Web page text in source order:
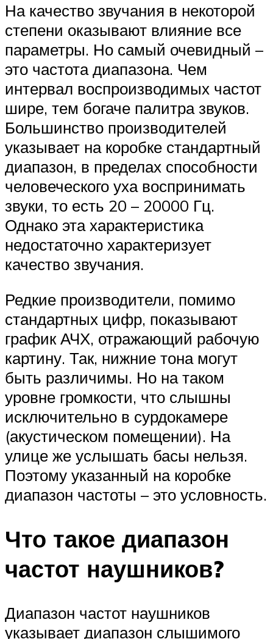
На качество звучания в некоторой
степени оказывают влияние все
параметры. Но самый очевидный –
это частота диапазона. Чем
интервал воспроизводимых частот
шире, тем богаче палитра звуков.
Большинство производителей
указывает на коробке стандартный
диапазон, в пределах способности
человеческого уха воспринимать
звуки, то есть 20 – 20000 Гц.
Однако эта характеристика
недостаточно характеризует
качество звучания.
Редкие производители, помимо
стандартных цифр, показывают
график АЧХ, отражающий рабочую
картину. Так, нижние тона могут
быть различимы. Но на таком
уровне громкости, что слышны
исключительно в сурдокамере
(акустическом помещении). На
улице же услышать басы нельзя.
Поэтому указанный на коробке
диапазон частоты – это условность.
Что такое диапазон
частот наушников?
Диапазон частот наушников
указывает диапазон слышимого